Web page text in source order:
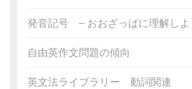
発音記号 – おおざっぱに理解しよ
自由英作文問題の傾向
英文法ライブラリー 動詞関連